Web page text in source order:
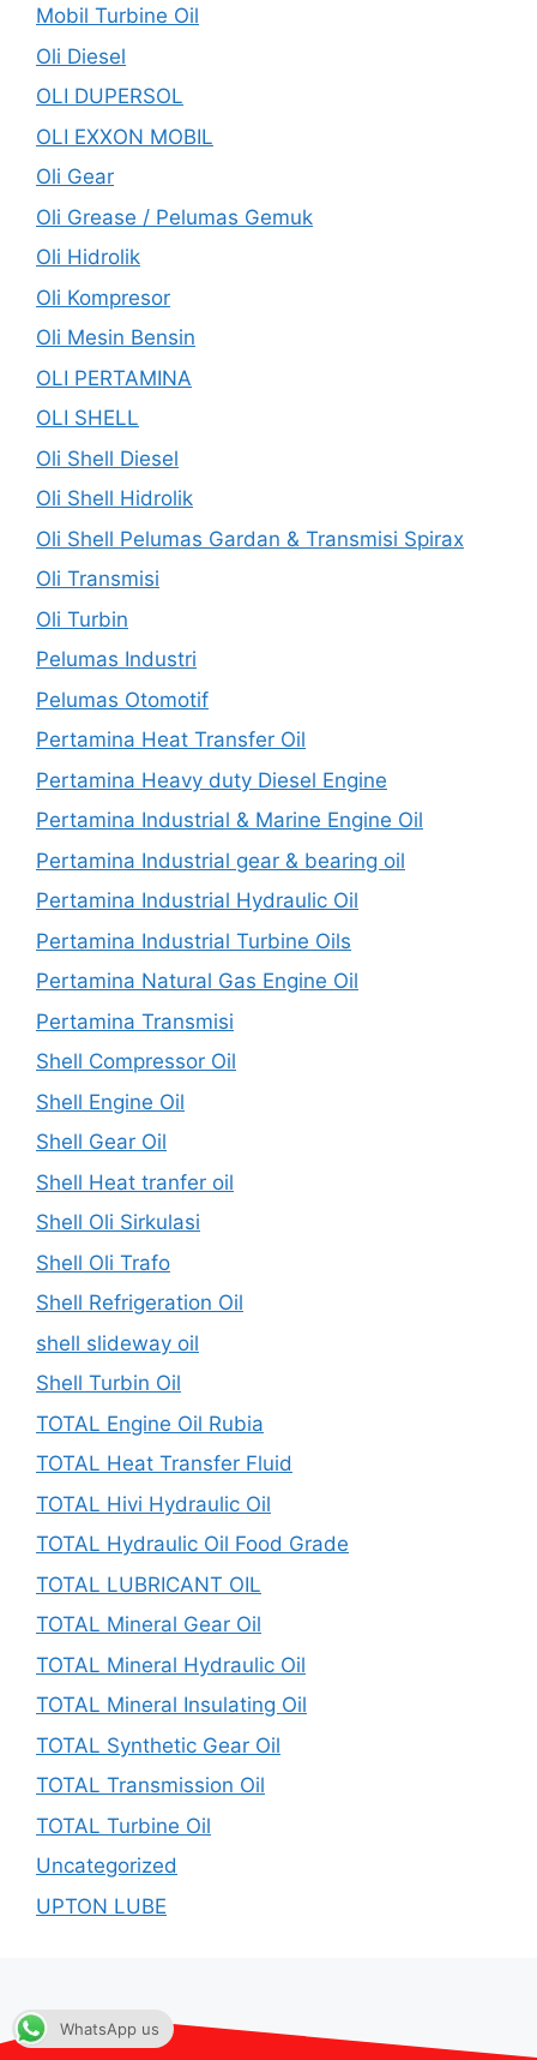
Mobil Turbine Oil
Oli Diesel
OLI DUPERSOL
OLI EXXON MOBIL
Oli Gear
Oli Grease / Pelumas Gemuk
Oli Hidrolik
Oli Kompresor
Oli Mesin Bensin
OLI PERTAMINA
OLI SHELL
Oli Shell Diesel
Oli Shell Hidrolik
Oli Shell Pelumas Gardan & Transmisi Spirax
Oli Transmisi
Oli Turbin
Pelumas Industri
Pelumas Otomotif
Pertamina Heat Transfer Oil
Pertamina Heavy duty Diesel Engine
Pertamina Industrial & Marine Engine Oil
Pertamina Industrial gear & bearing oil
Pertamina Industrial Hydraulic Oil
Pertamina Industrial Turbine Oils
Pertamina Natural Gas Engine Oil
Pertamina Transmisi
Shell Compressor Oil
Shell Engine Oil
Shell Gear Oil
Shell Heat tranfer oil
Shell Oli Sirkulasi
Shell Oli Trafo
Shell Refrigeration Oil
shell slideway oil
Shell Turbin Oil
TOTAL Engine Oil Rubia
TOTAL Heat Transfer Fluid
TOTAL Hivi Hydraulic Oil
TOTAL Hydraulic Oil Food Grade
TOTAL LUBRICANT OIL
TOTAL Mineral Gear Oil
TOTAL Mineral Hydraulic Oil
TOTAL Mineral Insulating Oil
TOTAL Synthetic Gear Oil
TOTAL Transmission Oil
TOTAL Turbine Oil
Uncategorized
UPTON LUBE
WhatsApp us